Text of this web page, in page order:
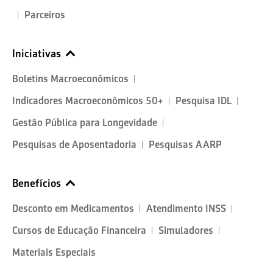
Parceiros
Iniciativas
Boletins Macroeconômicos
Indicadores Macroeconômicos 50+
Pesquisa IDL
Gestão Pública para Longevidade
Pesquisas de Aposentadoria
Pesquisas AARP
Benefícios
Desconto em Medicamentos
Atendimento INSS
Cursos de Educação Financeira
Simuladores
Materiais Especiais